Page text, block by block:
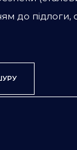
до підлоги,